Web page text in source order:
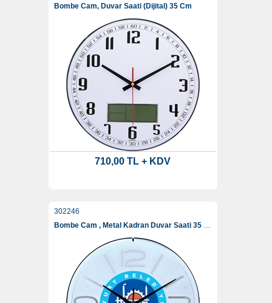
Bombe Cam, Duvar Saati (Dijital) 35 Cm
710,00 TL + KDV
302246
Bombe Cam , Metal Kadran Duvar Saati 35 Cm